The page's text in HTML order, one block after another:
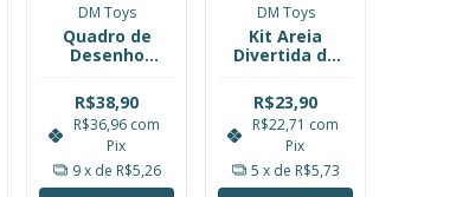
DM Toys
Quadro de
Desenho
Bichos
DMT6768 DM
Toys
R$38,90
R$36,96 com
Pix
9x de R$5,26
DM Toys
Kit Areia
Divertida de
Dinossauro
300g DM
Toys
DMT6641
R$23,90
R$22,71 com
Pix
5 x de R$5,73